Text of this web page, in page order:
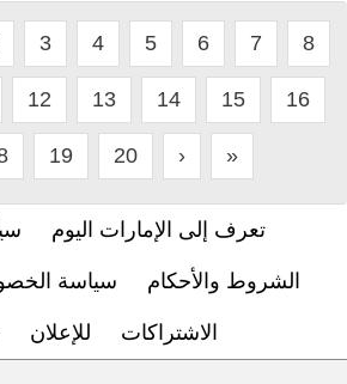
3 4 5 6 7 8
12 13 14 15 16
19 20 › »
تعرف إلى الإمارات اليوم
الشروط والأحكام سياسة
الاشتراكات للإعلان